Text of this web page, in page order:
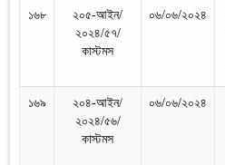
১৬৮
২০৫-আইন/
২০২৪/৫৭/
কাস্টমস
০৬/০৬/২০২৪
১৬৯
২০৪-আইন/
২০২৪/৫৬/
কাস্টমস
০৬/০৬/২০২৪